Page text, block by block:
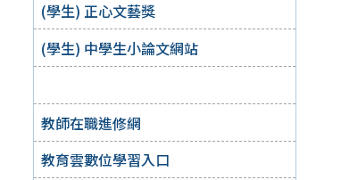
(學生) 正心文藝獎
(學生) 中學生小論文網站
教師在職進修網
教育雲數位學習入口